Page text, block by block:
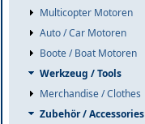
Multicopter Motoren
Auto / Car Motoren
Boote / Boat Motoren
Werkzeug / Tools
Merchandise / Clothes
Zubehör / Accessories